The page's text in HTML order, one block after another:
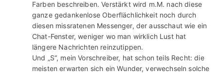
Farben beschreiben. Verstärkt wird m.M. nach diese
ganze gedankenlose Oberflächlichkeit noch durch
diesen missratenen Messenger, der ausschaut wie ein
Chat-Fenster, weniger wo man wirklich Lust hat
längere Nachrichten reinzutippen.
Und „S“, mein Vorschreiber, hat schon teils Recht: die
meisten erwarten sich ein Wunder, verwechseln solche